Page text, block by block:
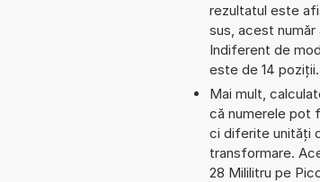
rezultatul este
sus, acest număr
Indiferent de
este de 14
Mai mult,
că numerele pot
ci diferite unități
transformare.
28 Mililitru pe